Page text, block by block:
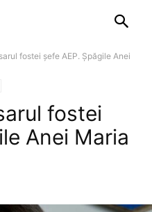
fostei șefe AEP. Șpăgile Anei
fostei
Anei Maria